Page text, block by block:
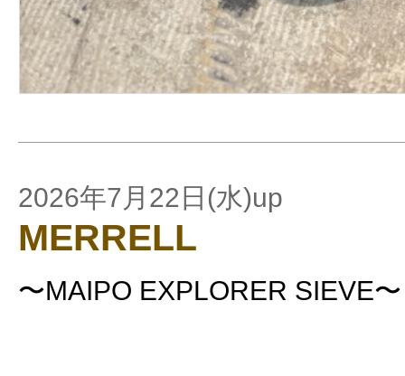
2026年7月22日(水)up
MERRELL
〜MAIPO EXPLORER SIEVE〜